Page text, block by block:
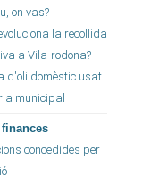
on vas?
la recollida
a Vila-rodona?
d'oli domèstic usat
municipal
concedides per